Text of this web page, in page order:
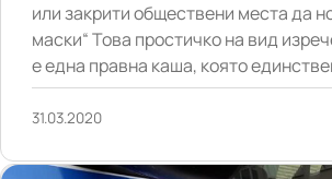
или закрити обществени места да
маски“ Това простичко на вид
е една правна каша, която
31.03.2020